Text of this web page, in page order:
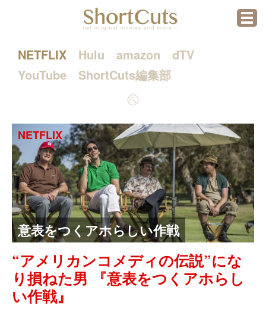
menu
NETFLIX Hulu amazon
dTV
YouTube
ShortCuts編集部
検
索
意表をつくアホらしい作戦
NETFLIX
“アメリカンコメディの伝説”にな
り損ねた男 『意表をつくアホらし
い作戦』